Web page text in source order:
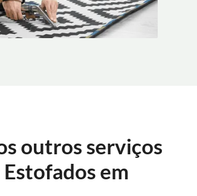
outros serviços
em